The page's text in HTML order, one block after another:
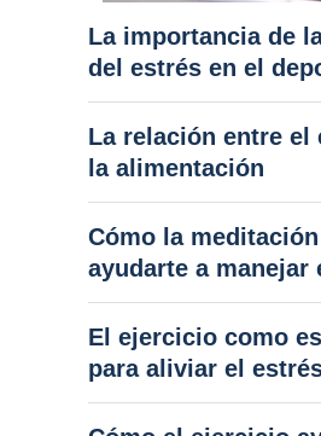
La importancia de
del estrés en el
La relación entre el
la alimentación
Cómo la
ayudarte a manejar
El ejercicio como
para aliviar el